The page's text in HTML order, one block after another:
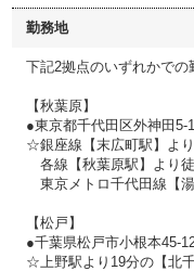
勤務地
下記2拠点のいずれかでの
【秋葉原】
●東京都千代田区外神田
☆銀座線【末広町駅】より
各線【秋葉原駅】より徒
東京メトロ千代田線【
【松戸】
●千葉県松戸市小根本45-
☆上野駅より19分の【北